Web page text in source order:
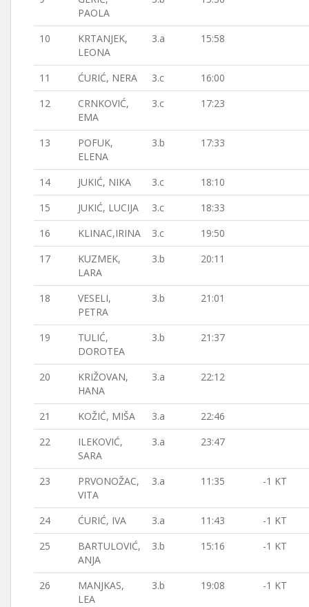
PAOLA
10
KRTANJEK,
LEONA
3.a 15:58
11 ĆURIĆ, NERA 3.c
16:00
12
CRNKOVIĆ,
EMA
3.c 17:23
13
POFUK,
ELENA
3.b 17:33
14 JUKIĆ, NIKA 3.c
18:10
15
JUKIĆ, LUCIJA 3.c
18:33
16
KLINAC,IRINA 3.c
19:50
17
KUZMEK,
LARA
3.b 20:11
18
VESELI,
PETRA
3.b 21:01
19
TULIĆ,
DOROTEA
3.b 21:37
20
KRIŽOVAN,
HANA
3.a 22:12
21 KOŽIĆ, MIŠA 3.a
22:46
22
ILEKOVIĆ,
SARA
3.a 23:47
23
PRVONOŽAC,
VITA
3.a 11:35 -1 KT
24 ĆURIĆ, IVA 3.a 11:43
-1 KT
25
BARTULOVIĆ,
ANJA
3.b 15:16 -1 KT
26
MANJKAS,
LEA
3.b 19:08 -1 KT